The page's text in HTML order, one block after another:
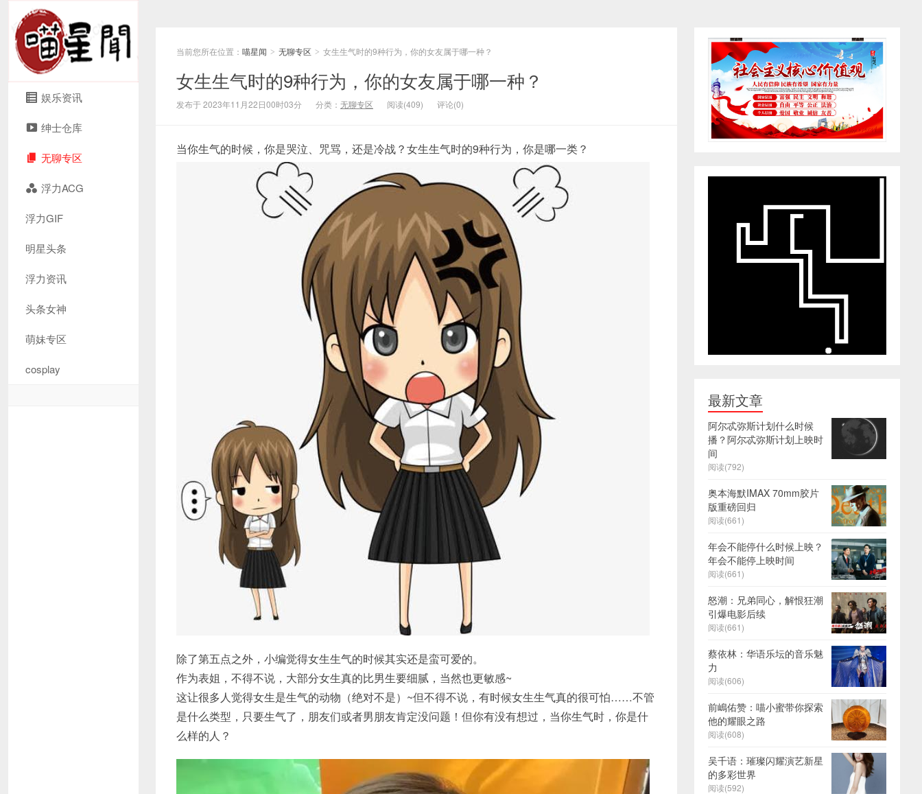
娱乐资讯
绅士仓库
无聊专区
浮力ACG
浮力GIF
明星头条
浮力资讯
头条女神
萌妹专区
cosplay
当前您所在位置： 喵星闻 > 无聊专区 > 女生生气时的9种行为，你的女友属于哪一种？
女生生气时的9种行为，你的女友属于哪一种？
发布于 2023年11月22日00时03分 分类： 无聊专区 阅读(409) 评论(0)
当你生气的时候，你是哭泣、咒骂，还是冷战？女生生气时的9种行为，你是哪一类？
除了第五点之外，小编觉得女生生气的时候其实还是蛮可爱的。
作为表姐，不得不说，大部分女生真的比男生要细腻，当然也更敏感~
这让很多人觉得女生是生气的动物（绝对不是）~但不得不说，有时候女生生气真的很可怕……不管
是什么类型，只要生气了，朋友们或者男朋友肯定没问题！但你有没有想过，当你生气时，你是什
么样的人？
最新文章
阿尔忒弥斯计划什么时候
播？阿尔忒弥斯计划上映时
间
阅读(792)
奥本海默IMAX 70mm胶片
版重磅回归
阅读(661)
年会不能停什么时候上映？
年会不能停上映时间
阅读(661)
怒潮：兄弟同心，解恨狂潮
引爆电影后续
阅读(661)
蔡依林：华语乐坛的音乐魅
力
阅读(606)
前嶋佑赞：喵小蜜带你探索
他的耀眼之路
阅读(608)
吴千语：璀璨闪耀演艺新星
的多彩世界
阅读(592)